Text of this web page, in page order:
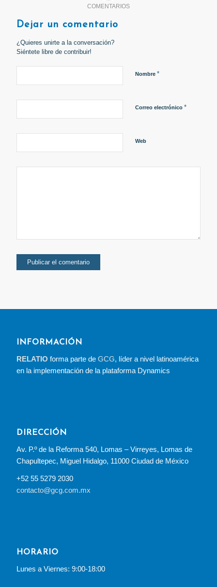
COMENTARIOS
Dejar un comentario
¿Quieres unirte a la conversación?
Siéntete libre de contribuir!
Nombre *
Correo electrónico *
Web
INFORMACIÓN
RELATIO forma parte de GCG, líder a nivel latinoamérica
en la implementación de la plataforma Dynamics
DIRECCIÓN
Av. P.º de la Reforma 540, Lomas – Virreyes, Lomas de
Chapultepec, Miguel Hidalgo, 11000 Ciudad de México
+52 55 5279 2030
contacto@gcg.com.mx
HORARIO
Lunes a Viernes: 9:00-18:00